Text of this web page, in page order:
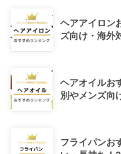
ヘアアイロン
ズ向け・海外
ヘアオイルお
別やメンズ向
フライパンお